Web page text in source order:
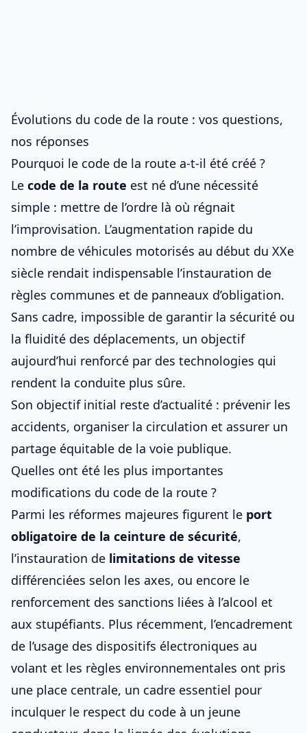
Évolutions du code de la route : vos questions,
nos réponses
Pourquoi le code de la route a-t-il été créé ?
Le code de la route est né d’une nécessité
simple : mettre de l’ordre là où régnait
l’improvisation. L’augmentation rapide du
nombre de véhicules motorisés au début du XXe
siècle rendait indispensable l’instauration de
règles communes et de panneaux d’obligation.
Sans cadre, impossible de garantir la sécurité ou
la fluidité des déplacements, un objectif
aujourd’hui renforcé par des technologies qui
rendent la conduite plus sûre.
Son objectif initial reste d’actualité : prévenir les
accidents, organiser la circulation et assurer un
partage équitable de la voie publique.
Quelles ont été les plus importantes
modifications du code de la route ?
Parmi les réformes majeures figurent le port
obligatoire de la ceinture de sécurité,
l’instauration de limitations de vitesse
différenciées selon les axes, ou encore le
renforcement des sanctions liées à l’alcool et
aux stupéfiants. Plus récemment, l’encadrement
de l’usage des dispositifs électroniques au
volant et les règles environnementales ont pris
une place centrale, un cadre essentiel pour
inculquer le respect du code à un jeune